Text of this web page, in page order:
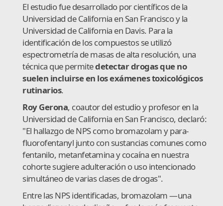
El estudio fue desarrollado por científicos de la
Universidad de California en San Francisco y la
Universidad de California en Davis. Para la
identificación de los compuestos se utilizó
espectrometría de masas de alta resolución, una
técnica que permitedetectar drogas que no
suelen incluirse en los exámenes toxicológicos
rutinarios.
Roy Gerona, coautor del estudio y profesor en la
Universidad de California en San Francisco, declaró:
"El hallazgo de NPS como bromazolam y para-
fluorofentanyl junto con sustancias comunes como
fentanilo, metanfetamina y cocaína en nuestra
cohorte sugiere adulteración o uso intencionado
simultáneo de varias clases de drogas".
Entre las NPS identificadas, bromazolam —una